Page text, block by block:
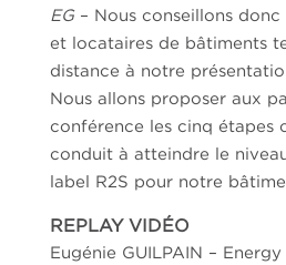
EG– Nous conseillons
et locataires de bâtiments
distance à notre
Nous allons proposer aux
conférence les cinq étapes
conduit à atteindre le
label R2S pour notre
REPLAY VIDÉO
Eugénie GUILPAIN –